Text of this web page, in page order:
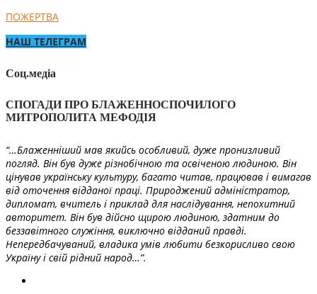
ПОЖЕРТВА
НАШ ТЕЛЕГРАМ
Соц.медіа
СПОГАДИ ПРО БЛАЖЕННОСПОЧИЛОГО
МИТРОПОЛИТА МЕФОДІЯ
“…Блаженніший мав якийсь особливий, дуже пронизливий
погляд. Він був дуже різнобічною та освіченою людиною. Він
цінував українську культуру, багато читав, працював і вимагав
від оточення відданої праці. Природжений адміністратор,
дипломат, вчитель і приклад для наслідування, непохитний
авторитет. Він був дійсно щирою людиною, здатним до
беззавітного служіння, виключно відданий правді.
Непередбачуваний, владика умів любити безкорисливо свою
Україну і свій рідний народ…”.